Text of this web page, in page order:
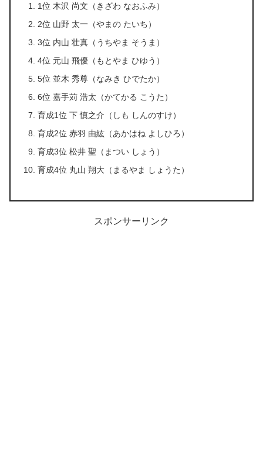
1位 木沢 尚文（きざわ なおふみ）
2位 山野 太一（やまの たいち）
3位 内山 壮真（うちやま そうま）
4位 元山 飛優（もとやま ひゆう）
5位 並木 秀尊（なみき ひでたか）
6位 嘉手苅 浩太（かてかる こうた）
育成1位 下 慎之介（しも しんのすけ）
育成2位 赤羽 由紘（あかはね よしひろ）
育成3位 松井 聖（まつい しょう）
育成4位 丸山 翔大（まるやま しょうた）
スポンサーリンク